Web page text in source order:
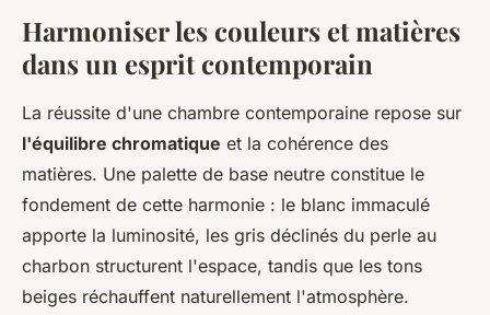
Harmoniser les couleurs et matières
dans un esprit contemporain
La réussite d'une chambre contemporaine repose sur
l'équilibre chromatique et la cohérence des
matières. Une palette de base neutre constitue le
fondement de cette harmonie : le blanc immaculé
apporte la luminosité, les gris déclinés du perle au
charbon structurent l'espace, tandis que les tons
beiges réchauffent naturellement l'atmosphère.